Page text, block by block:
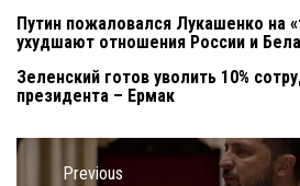
Путин пожаловался Лукашенко на
ухудшают отношения России и
Зеленский готов уволить 10%
президента – Ермак
Навигация
Previous